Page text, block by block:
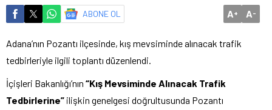
ABONE OL A+ A-
Adana’nın Pozantı ilçesinde, kış mevsiminde alınacak trafik
tedbirleriyle ilgili toplantı düzenlendi.
İçişleri Bakanlığı’nın “Kış Mevsiminde Alınacak Trafik
Tedbirlerine” ilişkin genelgesi doğrultusunda Pozantı